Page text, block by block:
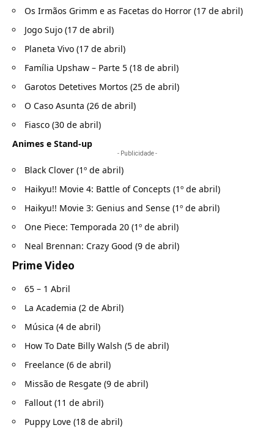
Os Irmãos Grimm e as Facetas do Horror (17 de abril)
Jogo Sujo (17 de abril)
Planeta Vivo (17 de abril)
Família Upshaw – Parte 5 (18 de abril)
Garotos Detetives Mortos (25 de abril)
O Caso Asunta (26 de abril)
Fiasco (30 de abril)
Animes e Stand-up
- Publicidade -
Black Clover (1º de abril)
Haikyu!! Movie 4: Battle of Concepts (1º de abril)
Haikyu!! Movie 3: Genius and Sense (1º de abril)
One Piece: Temporada 20 (1º de abril)
Neal Brennan: Crazy Good (9 de abril)
Prime Video
65 – 1 Abril
La Academia (2 de Abril)
Música (4 de abril)
How To Date Billy Walsh (5 de abril)
Freelance (6 de abril)
Missão de Resgate (9 de abril)
Fallout (11 de abril)
Puppy Love (18 de abril)